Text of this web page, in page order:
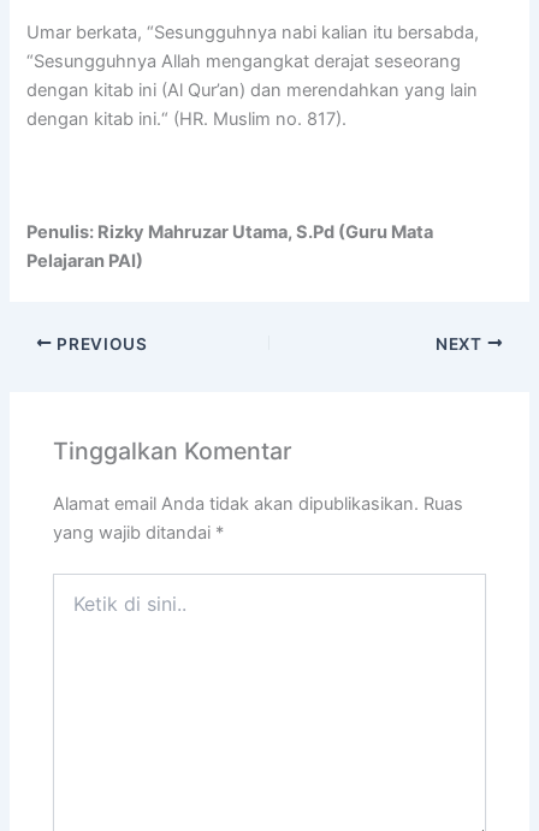
Umar berkata, “Sesungguhnya nabi kalian itu bersabda,
“Sesungguhnya Allah mengangkat derajat seseorang
dengan kitab ini (Al Qur’an) dan merendahkan yang lain
dengan kitab ini.“ (HR. Muslim no. 817).
Penulis: Rizky Mahruzar Utama, S.Pd (Guru Mata
Pelajaran PAI)
PREVIOUS NEXT
Tinggalkan Komentar
Alamat email Anda tidak akan dipublikasikan. Ruas
yang wajib ditandai *